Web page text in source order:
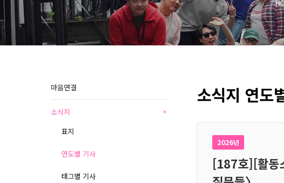
마음연결
소식지 +
표지
연도별 기사
태그별 기사
소식지 연도
2026년
[187호][활동